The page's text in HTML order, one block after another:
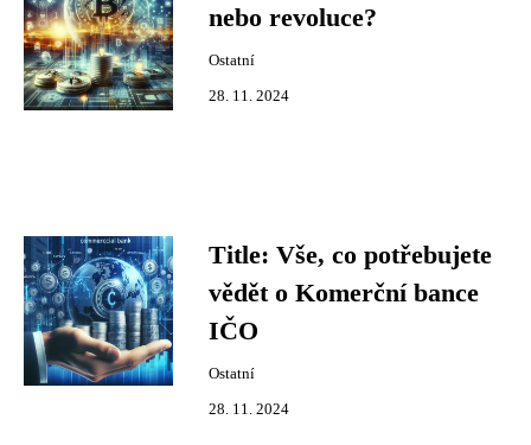
nebo revoluce?
Ostatní
28. 11. 2024
Title: Vše, co potřebujete
vědět o Komerční bance
IČO
Ostatní
28. 11. 2024